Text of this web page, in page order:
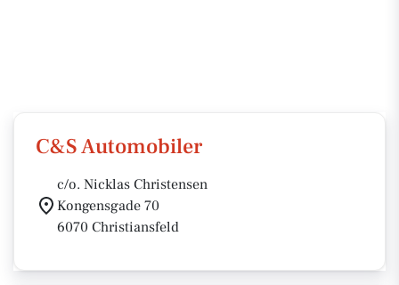
C&S Automobiler
c/o. Nicklas Christensen
Kongensgade 70
6070 Christiansfeld